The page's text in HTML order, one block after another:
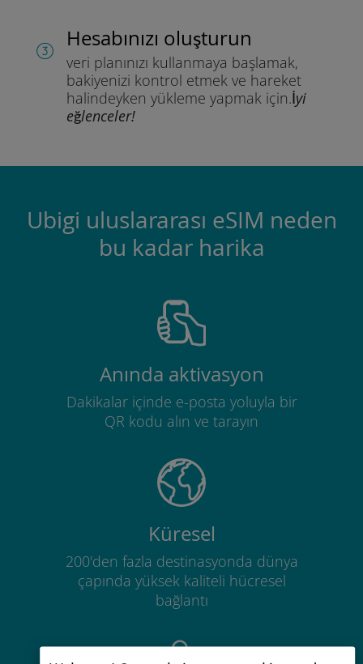
Hesabınızı oluşturun
veri planınızı kullanmaya başlamak,
bakiyenizi kontrol etmek ve hareket
halindeyken yükleme yapmak için.İyi
eğlenceler!
Ubigi uluslararası eSIM neden
bu kadar harika
Anında aktivasyon
Dakikalar içinde e-posta yoluyla bir
QR kodu alın ve tarayın
Küresel
200'den fazla destinasyonda dünya
çapında yüksek kaliteli hücresel
bağlantı